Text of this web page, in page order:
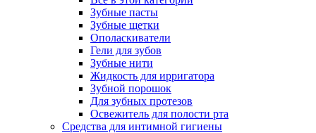
Зубные пасты
Зубные щетки
Ополаскиватели
Гели для зубов
Зубные нити
Жидкость для ирригатора
Зубной порошок
Для зубных протезов
Освежитель для полости рта
Средства для интимной гигиены